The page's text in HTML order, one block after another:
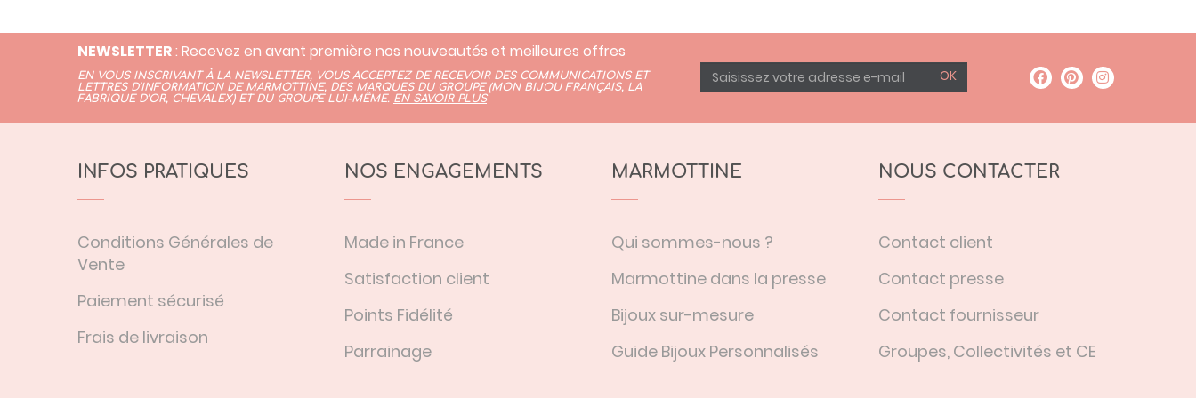
NEWSLETTER: Recevez en avant première nos nouveautés et meilleures offres
EN VOUS INSCRIVANT À LA NEWSLETTER, VOUS ACCEPTEZ DE RECEVOIR DES COMMUNICATIONS ET
LETTRES D’INFORMATION DE MARMOTTINE, DES MARQUES DU GROUPE (MON BIJOU FRANÇAIS, LA
FABRIQUE D’OR, CHEVALEX)ET DU GROUPE LUI-MÊME. EN SAVOIR PLUS
OK
INFOS PRATIQUES
Conditions Générales de
Vente
Paiement sécurisé
Frais de livraison
NOS ENGAGEMENTS
Made in France
Satisfaction client
Points Fidélité
Parrainage
MARMOTTINE
Qui sommes-nous ?
Marmottine dans la presse
Bijoux sur-mesure
Guide Bijoux Personnalisés
NOUS CONTACTER
Contact client
Contact presse
Contact fournisseur
Groupes, Collectivités et CE